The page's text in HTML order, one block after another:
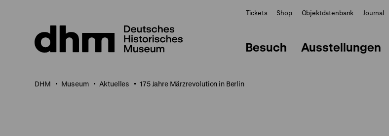
Seiteninhalt
springen
Tickets Shop Objektdatenbank Journal
Besuch Ausstellungen
DHM Museum Aktuelles 175 Jahre Märzrevolution in Berlin